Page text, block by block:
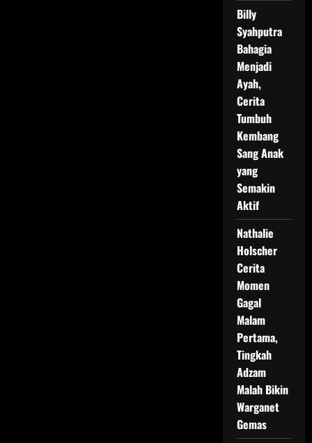
Billy
Syahputra
Bahagia
Menjadi
Ayah,
Cerita
Tumbuh
Kembang
Sang Anak
yang
Semakin
Aktif
Nathalie
Holscher
Cerita
Momen
Gagal
Malam
Pertama,
Tingkah
Adzam
Malah Bikin
Warganet
Gemas